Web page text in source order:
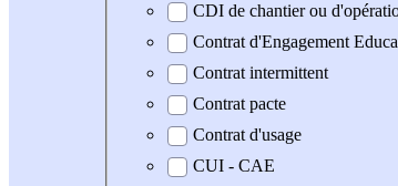
CDI de chantier ou
Contrat d'Engagement
Contrat intermittent
Contrat pacte
Contrat d'usage
CUI - CAE